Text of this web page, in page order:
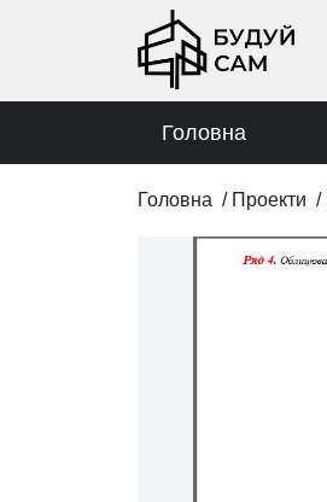
Головна
Головна / Проекти /